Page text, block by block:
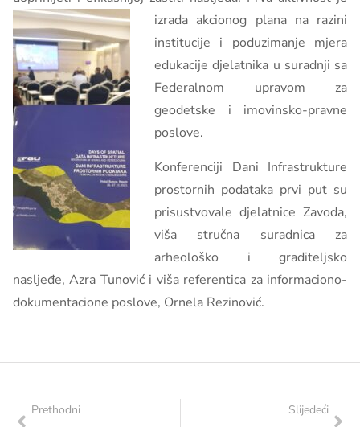
izrada akcionog plana na razini
institucije i poduzimanje mjera
edukacije djelatnika u suradnji sa
Federalnom upravom za
geodetske i imovinsko-pravne
poslove.
Konferenciji Dani Infrastrukture
prostornih podataka prvi put su
prisustvovale djelatnice Zavoda,
viša stručna suradnica za
arheološko i graditeljsko
nasljeđe, Azra Tunović i viša referentica za informaciono-
dokumentacione poslove, Ornela Rezinović.
Prethodni
Slijedeći